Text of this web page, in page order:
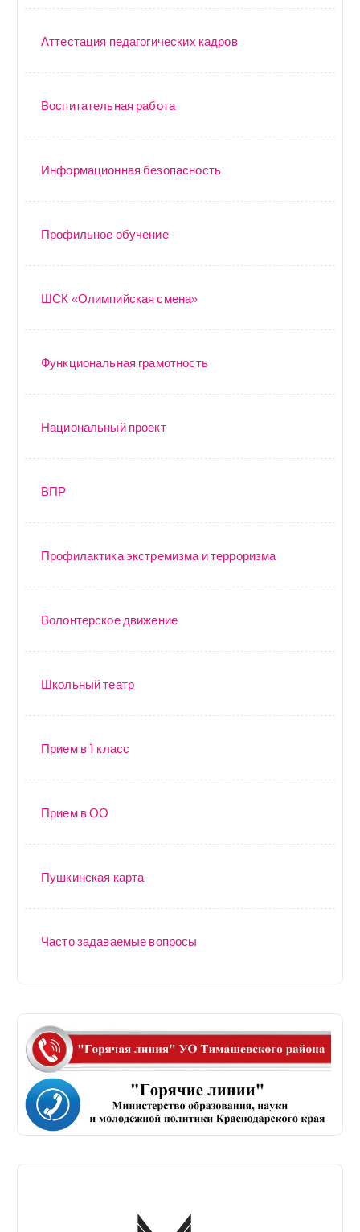
Аттестация педагогических кадров
Воспитательная работа
Информационная безопасность
Профильное обучение
ШСК «Олимпийская смена»
Функциональная грамотность
Национальный проект
ВПР
Профилактика экстремизма и терроризма
Волонтерское движение
Школьный театр
Прием в 1 класс
Прием в ОО
Пушкинская карта
Часто задаваемые вопросы